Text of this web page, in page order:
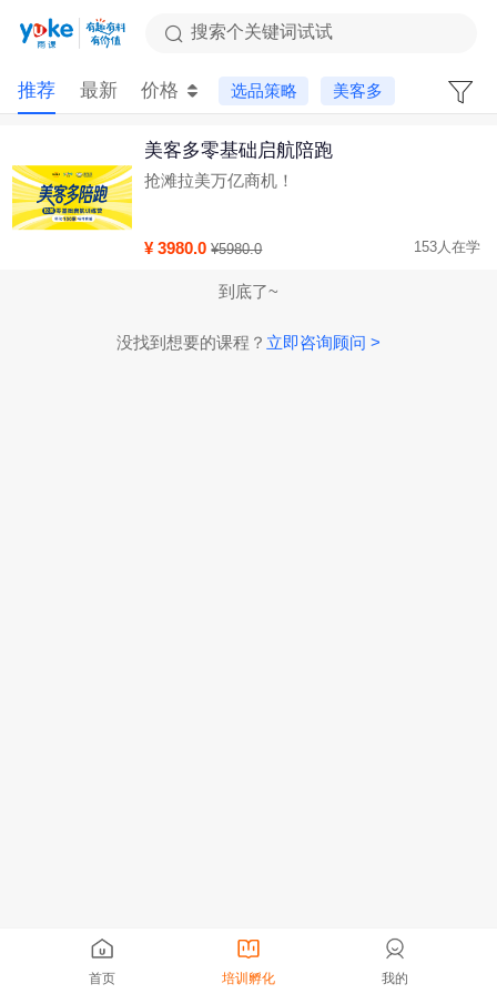
搜索个关键词试试
推荐 最新 价格 选品策略 美客多
美客多零基础启航陪跑
抢滩拉美万亿商机！
¥ 3980.0 ¥5980.0 153人在学
到底了~
没找到想要的课程？ 立即咨询顾问 >
首页 培训孵化 我的